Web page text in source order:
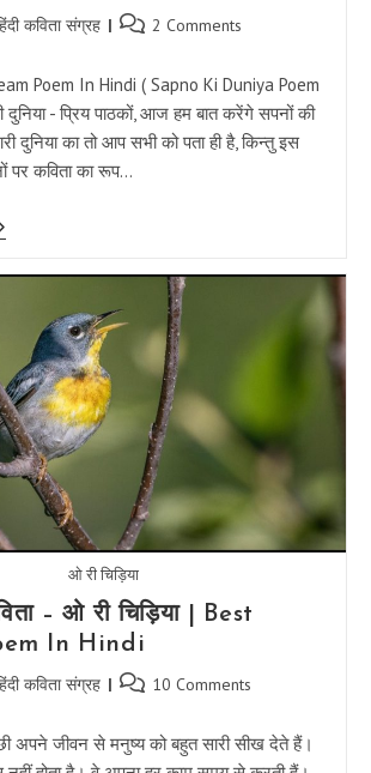
कविता संग्रह
Post 2 Comments
Poem In Hindi ( Sapno Ki Duniya Poem
- प्रिय पाठकों, आज हम बात करेंगे सपनों की
दुनिया का तो आप सभी को पता ही है, किन्तु इस
पर कविता का रूप…
Duniya
ओ री चिड़िया
– ओ री चिड़िया | Best
In Hindi
कविता संग्रह
Post 10 Comments
अपने जीवन से मनुष्य को बहुत सारी सीख देते हैं।